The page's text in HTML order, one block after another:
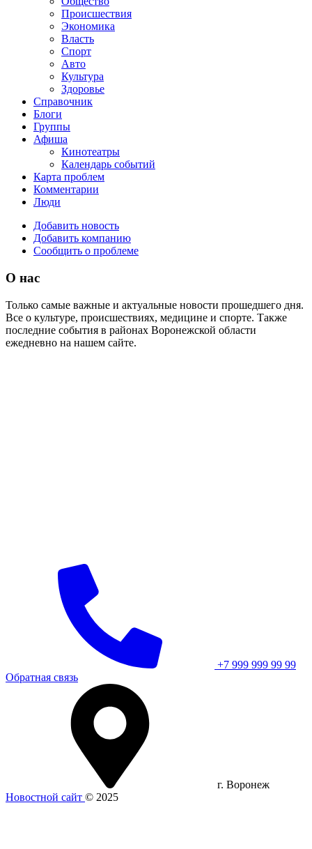
Происшествия
Экономика
Власть
Спорт
Авто
Культура
Здоровье
Справочник
Блоги
Группы
Афиша
Кинотеатры
Календарь событий
Карта проблем
Комментарии
Люди
Добавить новость
Добавить компанию
Сообщить о проблеме
О нас
Только самые важные и актуальные новости прошедшего дня.
Все о культуре, происшествиях, медицине и спорте. Также
последние события в районах Воронежской области
ежедневно на нашем сайте.
+7 999 999 99 99
Обратная связь
г. Воронеж
Новостной сайт © 2025